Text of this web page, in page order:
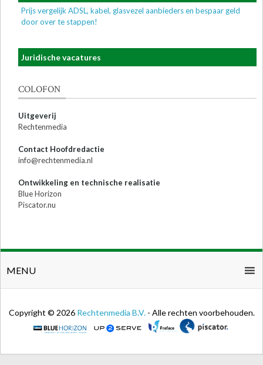
Prijs vergelijk ADSL, kabel, glasvezel aanbieders en bespaar geld
door over te stappen!
Juridische vacatures
COLOFON
Uitgeverij
Rechtenmedia
Contact Hoofdredactie
info@rechtenmedia.nl
Ontwikkeling en technische realisatie
Blue Horizon
Piscator.nu
MENU
Copyright © 2026 Rechtenmedia B.V. - Alle rechten voorbehouden.